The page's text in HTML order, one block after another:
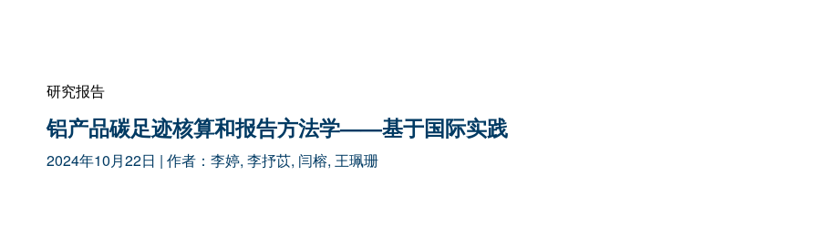
研究报告
铝产品碳足迹核算和报告方法学——基于国际实践
2024年10月22日 | 作者： 李婷, 李抒苡, 闫榕, 王珮珊